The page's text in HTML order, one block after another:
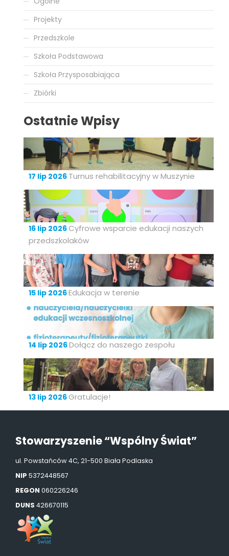
Projekty
Przedszkole
Szkoła Podstawowa
Szkoła Przysposabiająca
Zbiórki
Ostatnie Wpisy
17 lip 2026 Turnus rehabilitacyjny w Muszynie
16 lip 2026 Cyfrowe wsparcie edukacji naszych
przedszkolaków
15 lip 2026Edukacja w terenie
14 lip 2026Dołącz do naszego zespołu
13 lip 2026 Gratulacje!
Stowarzyszenie “Wspólny Świat”
ul. Powstańców 4C, 21-500 Biała Podlaska
NIP 5372448567
REGON 060226246
DUNS 426670115